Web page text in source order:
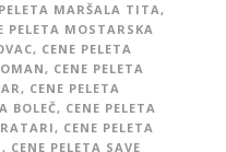
MARŠALA TITA,
PELETA MOSTARSKA
, CENE PELETA
, CENE PELETA
, CENE PELETA
BOLEČ, CENE PELETA
, CENE PELETA
, CENE PELETA SAVE